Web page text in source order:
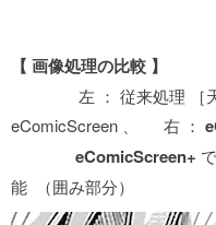
【 画像処理の比較 】
左 ： 従来処理 ［天
eComicScreen 、 右 ：
eComicScreen+
能 （囲み部分）